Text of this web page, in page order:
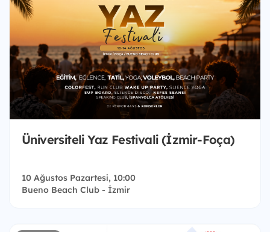
Üniversiteli Yaz Festivali (İzmir-Foça)
10 Ağustos Pazartesi, 10:00
Bueno Beach Club - İzmir